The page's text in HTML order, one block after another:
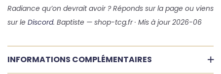
Radiance qu’on devrait avoir ? Réponds sur la page ou viens
sur le Discord. Baptiste — shop-tcg.fr · Mis à jour 2026-06
INFORMATIONS COMPLÉMENTAIRES